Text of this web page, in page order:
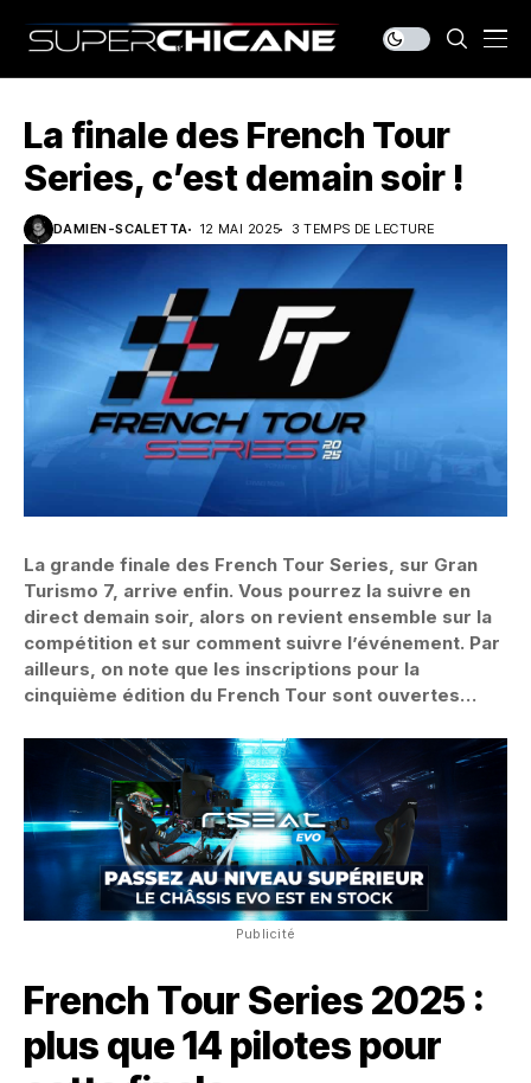
La finale des French Tour
Series, c’est demain soir !
DAMIEN-SCALETTA 12 MAI 2025 3 TEMPS DE LECTURE
La grande finale des French Tour Series, sur Gran
Turismo 7, arrive enfin. Vous pourrez la suivre en
direct demain soir, alors on revient ensemble sur la
compétition et sur comment suivre l’événement. Par
ailleurs, on note que les inscriptions pour la
cinquième édition du French Tour sont ouvertes…
Publicité
French Tour Series 2025 :
plus que 14 pilotes pour